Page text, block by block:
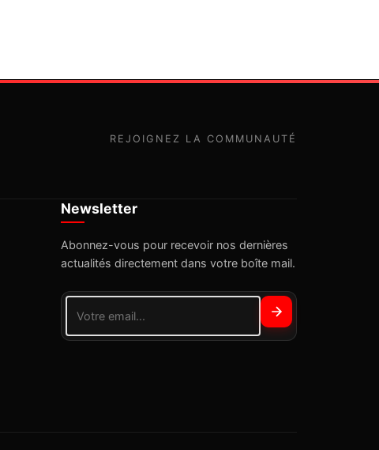
REJOIGNEZ LA COMMUNAUTÉ
Newsletter
Abonnez-vous pour recevoir nos dernières
actualités directement dans votre boîte mail.